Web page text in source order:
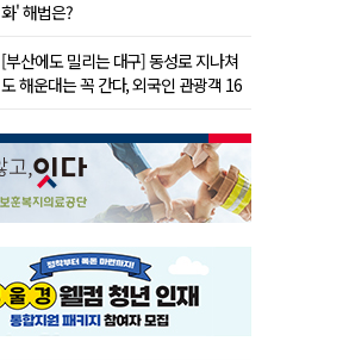
화' 해법은?
[부산에도 밀리는 대구] 동성로 지나쳐
도 해운대는 꼭 간다, 외국인 관광객 16